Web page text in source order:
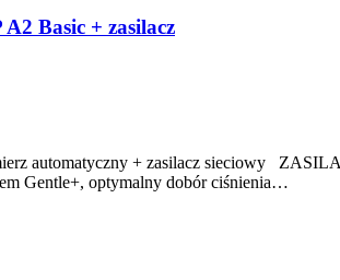
Basic + zasilacz
automatyczny + zasilacz sieciowy
Gentle+, optymalny dobór ciśnienia…